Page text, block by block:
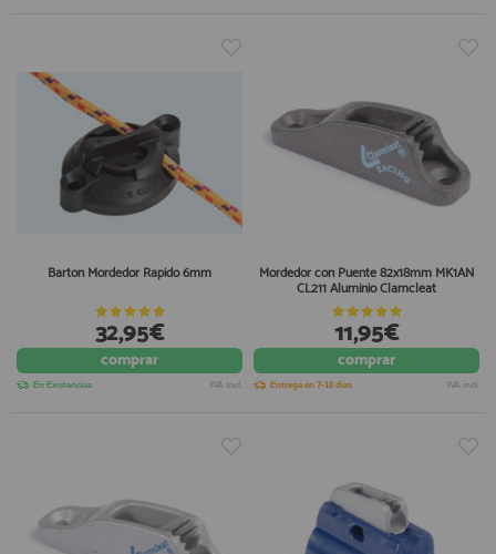
Barton Mordedor Rapido 6mm
32,95€
comprar
En Existencias IVA incl.
Mordedor con Puente 82x18mm MK1AN
CL211 Aluminio Clamcleat
11,95€
comprar
Entrega en 7-10 días IVA incl.